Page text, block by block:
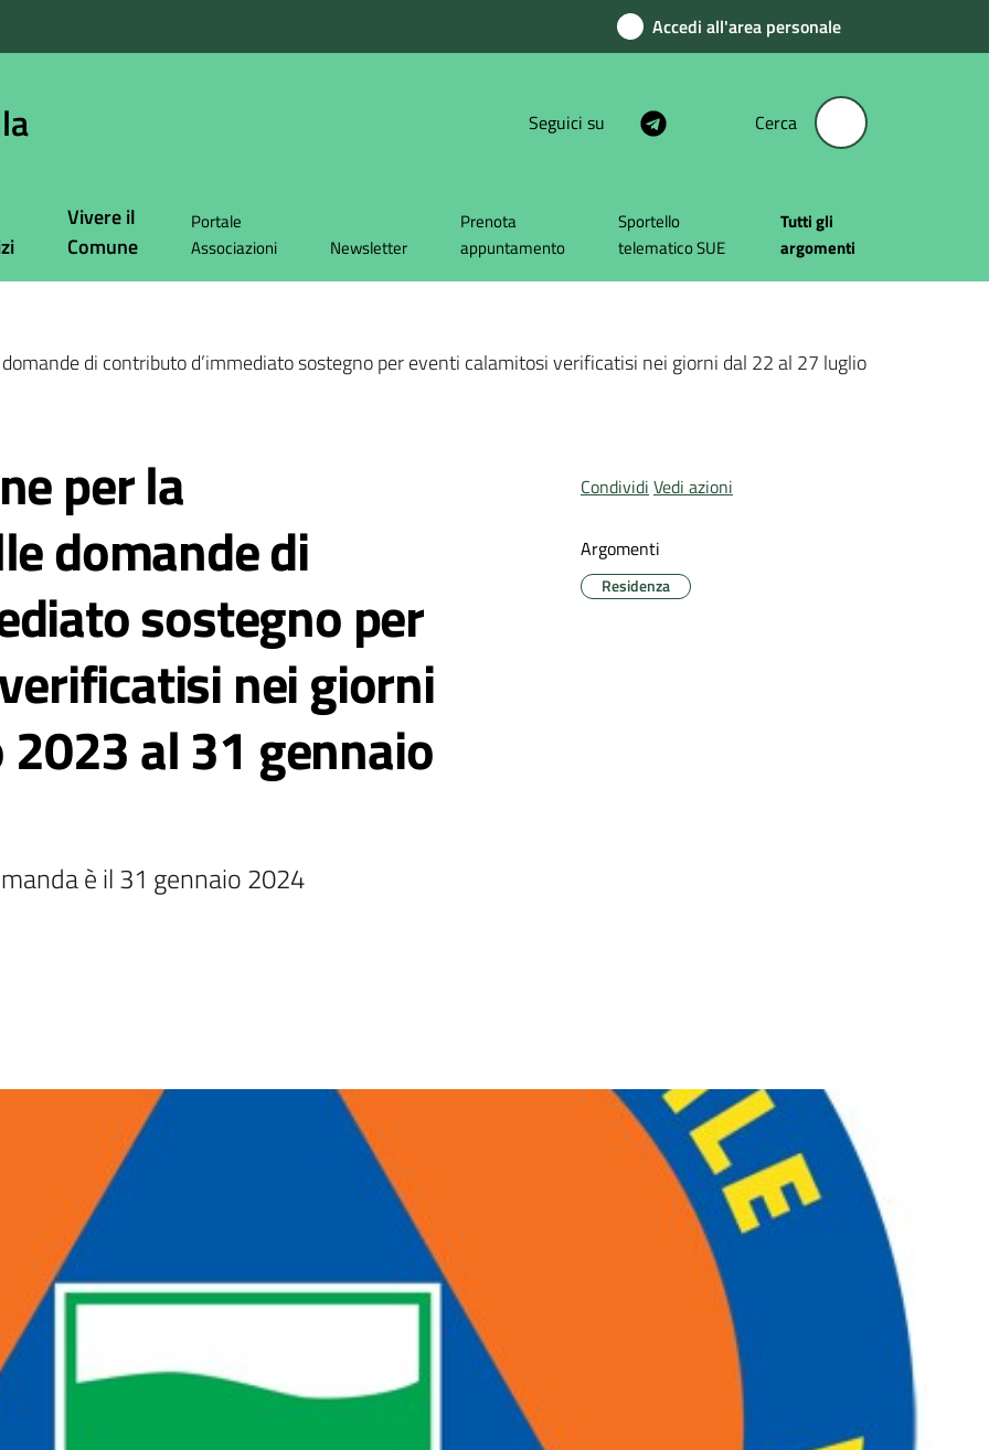
Accedi all'area personale
Seguici su Cerca
Vivere il
Comune
Portale
Associazioni
Newsletter
Prenota
appuntamento
Sportello
telematico SUE
Tutti gli
argomenti
di contributo d’immediato sostegno per eventi calamitosi verificatisi nei giorni dal 22 al 27 luglio
per la
domande di
sostegno per
nei giorni
al 31 gennaio
è il 31 gennaio 2024
Condividi Vedi azioni
Argomenti
Residenza